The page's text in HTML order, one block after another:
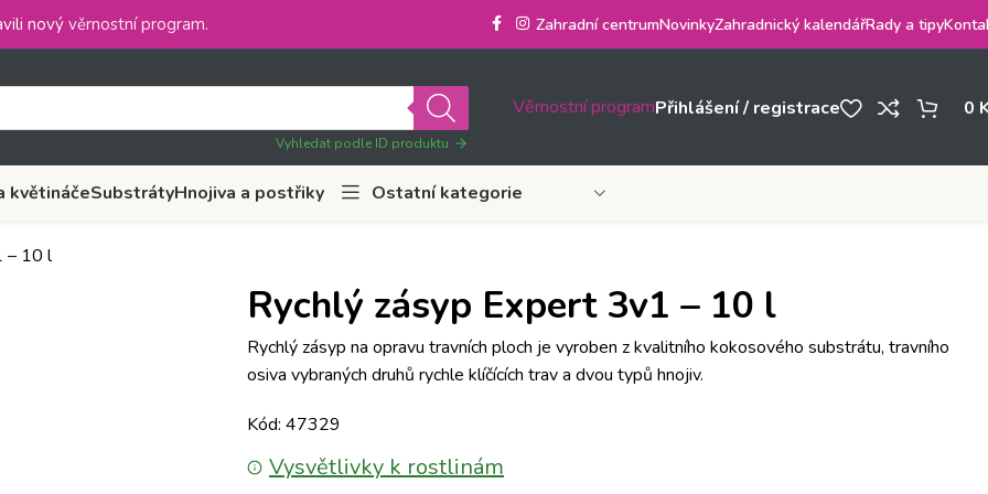
nový věrnostní program. Zahradní centrumNovinkyZahradnický kalendářRady a tipy
Vyhledat podle ID produktu
Věrnostní programPřihlášení / registrace 0
květináčeSubstrátyHnojiva a postřiky Ostatní kategorie
– 10 l
Rychlý zásyp Expert 3v1 – 10 l
Rychlý zásyp na opravu travních ploch je vyroben z kvalitního kokosového substrátu, travního
osiva vybraných druhů rychle klíčících trav a dvou typů hnojiv.
Kód: 47329
Vysvětlivky k rostlinám